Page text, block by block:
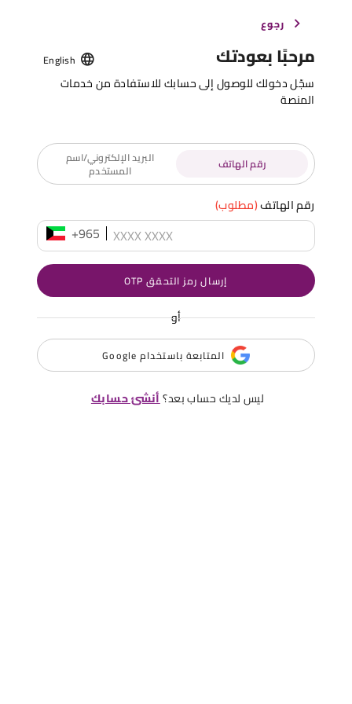
رجوع
مرحبًا بعودتك English
سجّل دخولك للوصول إلى حسابك للاستفادة من خدمات
المنصة
رقم الهاتف البريد الإلكتروني/اسم
المستخدم
رقم الهاتف(مطلوب)
+965
إرسال رمز التحقق OTP
أو
المتابعة باستخدام Google
ليس لديك حساب بعد؟أنشئ حسابك